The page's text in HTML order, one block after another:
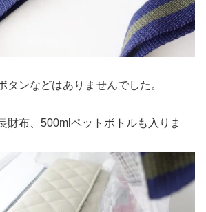
タンなどはありませんでした。
財布、500mlペットボトルも入りま